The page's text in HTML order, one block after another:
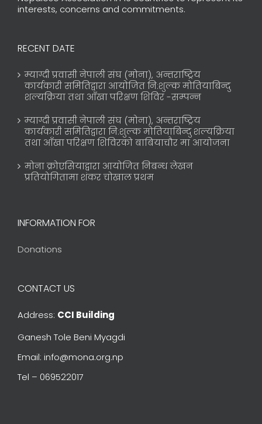
interests, concerns and commitments.
RECENT DATE
म्याग्दी प्रवासी नेपाली संघ (मोना), अन्तराष्ट्रिय
कार्यकारी समितिद्वारा आयोजित नि:शुल्क मोतियाबिन्दु
शल्यक्रिया तथा आँखा परिक्षण शिविर -सम्पन्न
म्याग्दी प्रवासी नेपाली संघ (मोना), अन्तराष्ट्रिय
कार्यकारी समितिद्वारा नि:शुल्क मोतियाबिन्दु शल्यक्रिया
तथा आँखा परिक्षण शिविरको बाबियाचौर मा आयोजना
मोना क्रोएसियाद्वारा आयोजित निबन्ध लेखन
प्रतियोगितामा शंकर चोखाल प्रथम
INFORMATION FOR
Donations
CONTACT US
Address: CCI Building
Ganesh Tole Beni Myagdi
Email: info@mona.org.np
Tel – 069522017